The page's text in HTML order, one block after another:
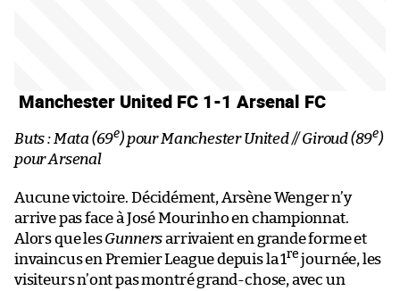
Manchester United FC 1-1 Arsenal FC
Buts : Mata (69e) pour Manchester United // Giroud (89e)
pour Arsenal
Aucune victoire. Décidément, Arsène Wenger n’y
arrive pas face à José Mourinho en championnat.
Alors que lesGunnersarrivaient en grande forme et
invaincus en Premier League depuis la 1rejournée, les
visiteurs n’ont pas montré grand-chose, avec un